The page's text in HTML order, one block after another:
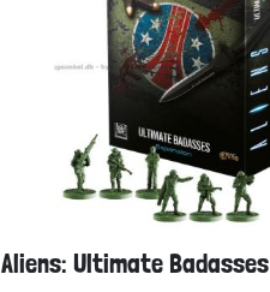
Aliens: Ultimate Badasses